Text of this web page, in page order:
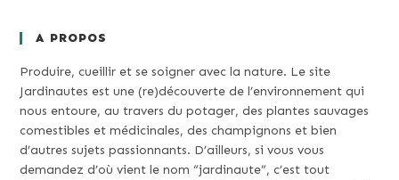
A PROPOS
Produire, cueillir et se soigner avec la nature. Le site
Jardinautes est une (re)découverte de l’environnement qui
nous entoure, au travers du potager, des plantes sauvages
comestibles et médicinales, des champignons et bien
d’autres sujets passionnants. D’ailleurs, si vous vous
demandez d’où vient le nom “jardinaute”, c’est tout